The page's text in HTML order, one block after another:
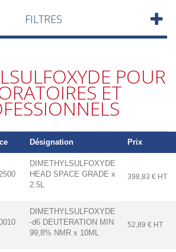
FILTRES
POUR
ET
Désignation Prix
DIMETHYLSULFOXYDE
HEAD SPACE GRADE x
2.5L
398,83 € HT
DIMETHYLSULFOXYDE
-d6 DEUTERATION MIN
99,8% NMR x 10ML
52,89 € HT